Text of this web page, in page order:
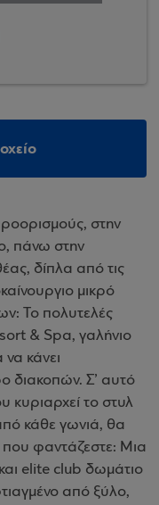
στην
πάνω στην
δίπλα από τις
μικρό
To πολυτελές
& Spa, γαλήνιο
να κάνει
διακοπών. Σ’ αυτό
κυριαρχεί το στυλ
κάθε γωνιά, θα
φαντάζεστε: Μια
elite club δωμάτιο
από ξύλο,